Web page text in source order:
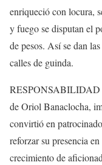
enriqueció con locura,
y fuego se disputan el
de pesos. Así se dan
calles de guinda.
de Oriol Banaclocha,
convirtió en
reforzar su presencia
crecimiento de